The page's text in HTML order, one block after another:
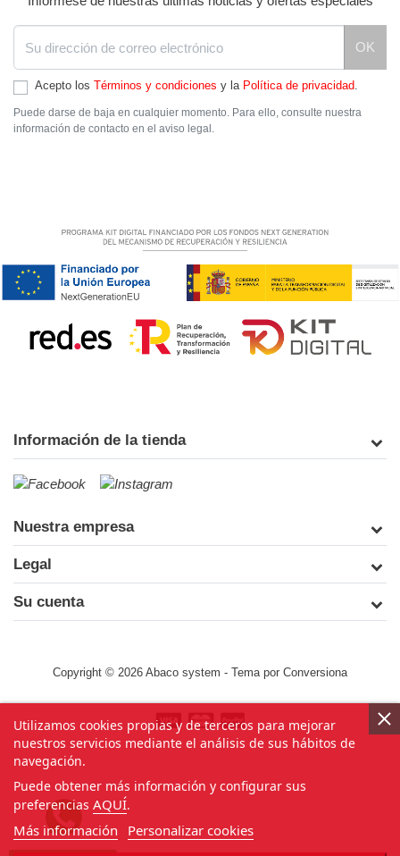
OK
Acepto los Términos y condiciones y la Política de privacidad.
Puede darse de baja en cualquier momento. Para ello, consulte nuestra
información de contacto en el aviso legal.
Información de la tienda
Nuestra empresa
Legal
Su cuenta
Utilizamos cookies propias y de terceros para mejorar
nuestros servicios mediante el análisis de sus hábitos de
navegación.
Puede obtener más información y configurar sus
preferencias AQUÍ.
Más información Personalizar cookies
Copyright © 2026 Abaco system - Tema por Conversiona